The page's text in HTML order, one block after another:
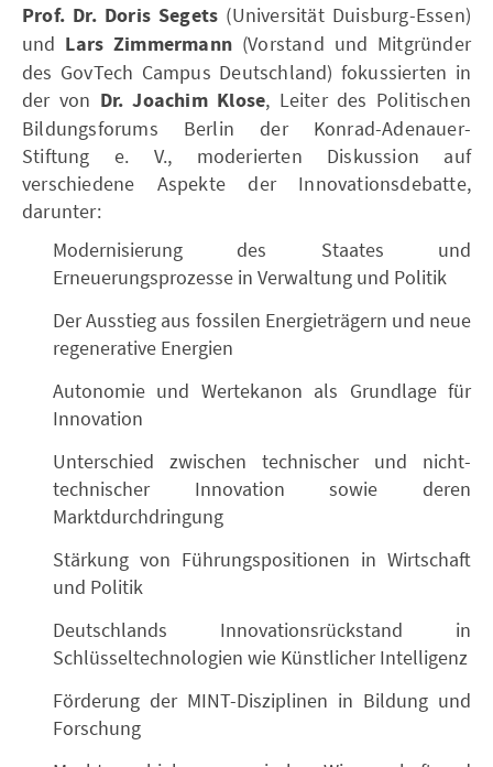
Prof. Dr. Doris Segets (Universität Duisburg-Essen)
und Lars Zimmermann (Vorstand und Mitgründer
des GovTech Campus Deutschland) fokussierten in
der von Dr. Joachim Klose, Leiter des Politischen
Bildungsforums Berlin der Konrad-Adenauer-
Stiftung e. V., moderierten Diskussion auf
verschiedene Aspekte der Innovationsdebatte,
darunter:
Modernisierung des Staates und
Erneuerungsprozesse in Verwaltung und Politik
Der Ausstieg aus fossilen Energieträgern und neue
regenerative Energien
Autonomie und Wertekanon als Grundlage für
Innovation
Unterschied zwischen technischer und nicht-
technischer Innovation sowie deren
Marktdurchdringung
Stärkung von Führungspositionen in Wirtschaft
und Politik
Deutschlands Innovationsrückstand in
Schlüsseltechnologien wie Künstlicher Intelligenz
Förderung der MINT-Disziplinen in Bildung und
Forschung